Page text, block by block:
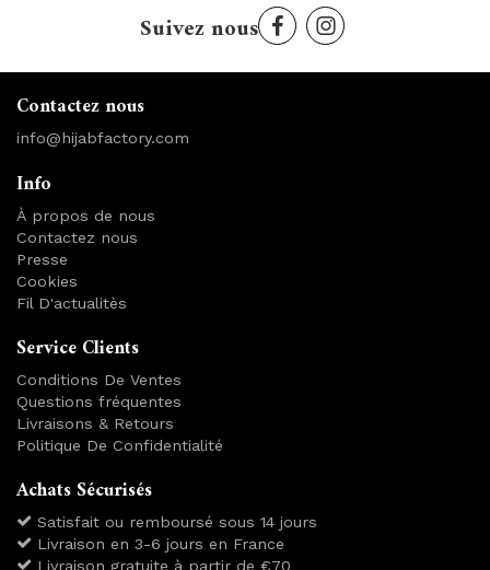
Suivez nous
Contactez nous
info@hijabfactory.com
Info
À propos de nous
Contactez nous
Presse
Cookies
Fil D'actualitès
Service Clients
Conditions De Ventes
Questions fréquentes
Livraisons & Retours
Politique De Confidentialité
Achats Sécurisés
Satisfait ou remboursé sous 14 jours
Livraison en 3-6 jours en France
Livraison gratuite à partir de €70